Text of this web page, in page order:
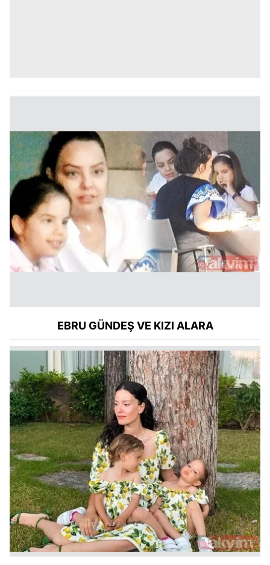
EBRU GÜNDEŞ VE KIZI ALARA